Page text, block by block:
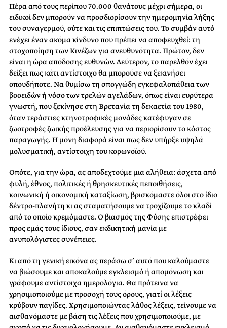
Πέρα από τους περίπου 70.000 θανάτους μέχρι σήμερα, οι
ειδικοί δεν μπορούν να προσδιορίσουν την ημερομηνία λήξης
του συναγερμού, ούτε και τις επιπτώσεις του. Το συμβάν αυτό
ενέχει έναν ακόμα κίνδυνο που πρέπει να αποφευχθεί: τη
στοχοποίηση των Κινέζων για ανευθυνότητα. Πρώτον, δεν
είναι η ώρα απόδοσης ευθυνών. Δεύτερον, το παρελθόν έχει
δείξει πως κάτι αντίστοιχο θα μπορούσε να ξεκινήσει
οπουδήποτε. Να θυμίσω τη σπογγώδη εγκεφαλοπάθεια των
βοοειδών ή νόσο των τρελών αγελάδων, όπως είναι ευρύτερα
γνωστή, που ξεκίνησε στη Βρετανία τη δεκαετία του 1980,
όταν τεράστιες κτηνοτροφικές μονάδες κατέφυγαν σε
ζωοτροφές ζωικής προέλευσης για να περιορίσουν το κόστος
παραγωγής. Η μόνη διαφορά είναι πως δεν υπήρξε υψηλά
μολυσματική, αντίστοιχη του κορωνοϊού.
Οπότε, για την ώρα, ας αποδεχτούμε μια αλήθεια: άσχετα από
φυλή, έθνος, πολιτικές ή θρησκευτικές πεποιθήσεις,
κοινωνική ή οικονομική καταξίωση, βρισκόμαστε όλοι στο ίδιο
δέντρο-πλανήτη κι ας σταματήσουμε να τροχίζουμε το κλαδί
από το οποίο κρεμόμαστε. Ο βιασμός της Φύσης επιστρέφει
προς εμάς τους ίδιους, σαν εκδικητική μανία με
ανυπολόγιστες συνέπειες.
Κι από τη γενική εικόνα ας περάσω σ’ αυτό που καλούμαστε
να βιώσουμε και αποκαλούμε εγκλεισμό ή απομόνωση και
γράφουμε αντίστοιχα ημερολόγια. Θα πρότεινα να
χρησιμοποιούμε με προσοχή τους όρους, γιατί οι λέξεις
κρύβουν παγίδες. Χρησιμοποιώντας λάθος λέξεις, τείνουμε να
αισθανόμαστε με βάση τις λέξεις που χρησιμοποιούμε, με